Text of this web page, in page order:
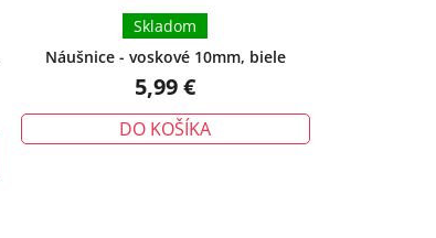
Náušnice - voskové 10mm, biele
Skladom
5,99 €
DO KOŠÍKA